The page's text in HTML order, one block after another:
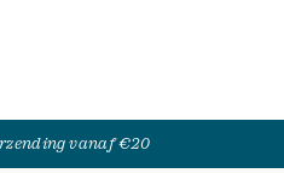
vanaf €20